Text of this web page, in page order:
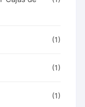
(1)
(1)
(1)